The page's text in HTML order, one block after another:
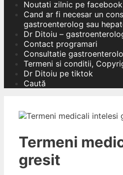
Noutati zilnic pe facebook
Cand ar fi necesar un
gastroenterolog sau
Dr Ditoiu –
Contact programari
Consultatie
Termeni si conditii,
Dr Ditoiu pe tiktok
Caută
Termeni
gresit